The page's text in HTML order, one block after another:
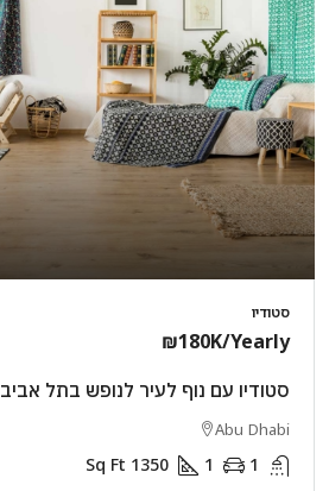
סטודיו
₪180K/Yearly
סטודיו עם נוף לעיר לנופש בתל אביב
Abu Dhabi
1
1
1350
Sq Ft